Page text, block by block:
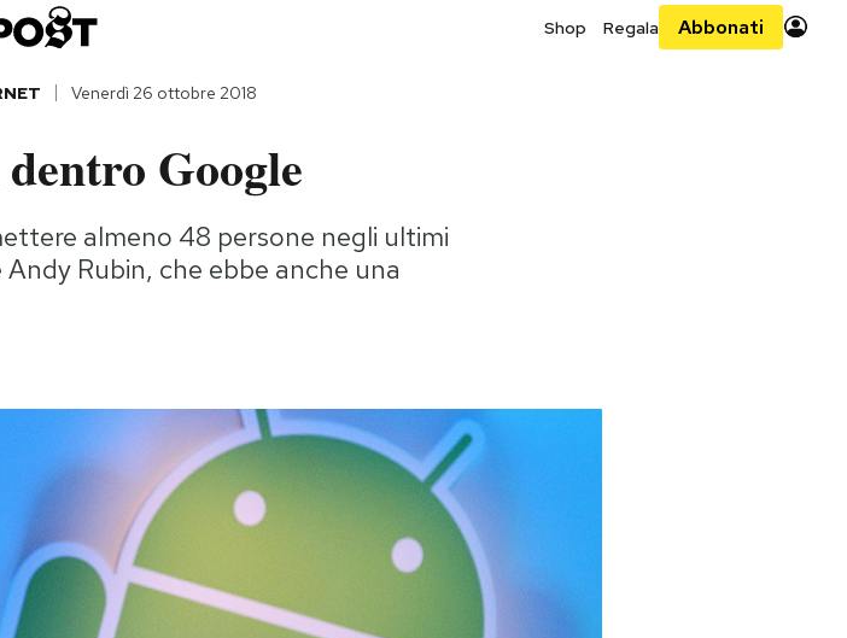
Shop Regala Abbonati
Venerdì 26 ottobre 2018
Google
almeno 48 persone negli ultimi
Rubin, che ebbe anche una